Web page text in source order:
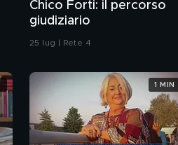
Chico Forti: il percorso
giudiziario
25 lug | Rete 4
1 MIN